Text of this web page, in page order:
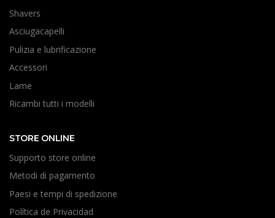
Shavers
Asciugacapelli
Pulizia e lubrificazione
Accessori
Lame
Ricambi tutti i modelli
STORE ONLINE
Supporto store online
Metodi di pagamento
Paesi e tempi di spedizione
Política de Privacidad